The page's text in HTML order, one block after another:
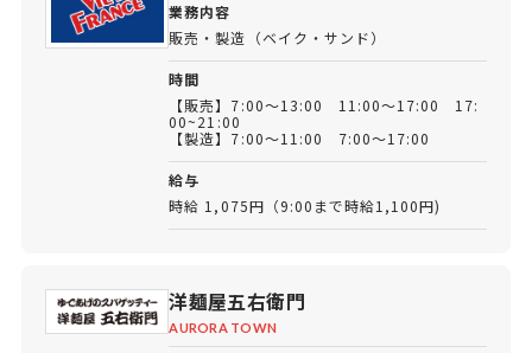
業務内容
販売・製造（ベイク・サンド）
時間
【販売】7:00～13:00 11:00～17:00 17:
00~21:00
【製造】7:00～11:00 7:00～17:00
給与
時給 1,075円（9:00まで時給1,100円)
洋麺屋五右衛門
AURORA TOWN